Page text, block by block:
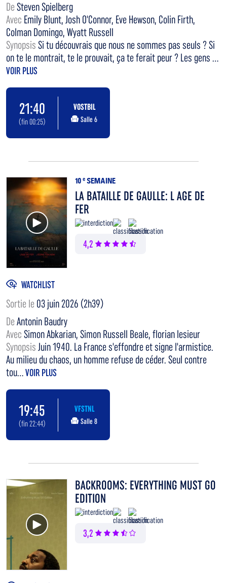
De Steven Spielberg
Avec Emily Blunt, Josh O'Connor, Eve Hewson, Colin Firth,
Colman Domingo, Wyatt Russell
Synopsis Si tu découvrais que nous ne sommes pas seuls ? Si
on te le montrait, te le prouvait, ça te ferait peur ? Les gens ...
VOIR PLUS
21:40
(fin 00:25)
VOSTBIL
Salle 6
Voir la bande annonce
10 e SEMAINE
LA BATAILLE DE GAULLE: L AGE DE
FER
4,2
WATCHLIST
Sortie le 03 juin 2026 (2h39)
De Antonin Baudry
Avec Simon Abkarian, Simon Russell Beale, florian lesieur
Synopsis Juin 1940. La France s'effondre et signe l'armistice.
Au milieu du chaos, un homme refuse de céder. Seul contre
tou...VOIR PLUS
19:45
(fin 22:44)
VFSTNL
Salle 8
Voir la bande annonce
BACKROOMS: EVERYTHING MUST GO
EDITION
3,2